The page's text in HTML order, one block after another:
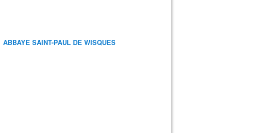
ABBAYE SAINT-PAUL DE WISQUES